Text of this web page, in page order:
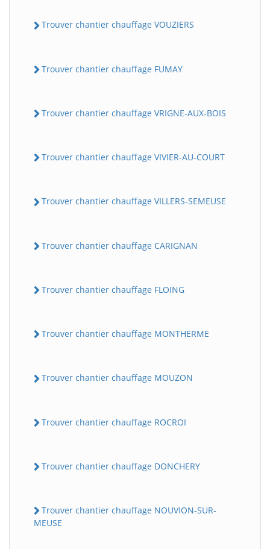
Trouver chantier chauffage VOUZIERS
Trouver chantier chauffage FUMAY
Trouver chantier chauffage VRIGNE-AUX-BOIS
Trouver chantier chauffage VIVIER-AU-COURT
Trouver chantier chauffage VILLERS-SEMEUSE
Trouver chantier chauffage CARIGNAN
Trouver chantier chauffage FLOING
Trouver chantier chauffage MONTHERME
Trouver chantier chauffage MOUZON
Trouver chantier chauffage ROCROI
Trouver chantier chauffage DONCHERY
Trouver chantier chauffage NOUVION-SUR-
MEUSE